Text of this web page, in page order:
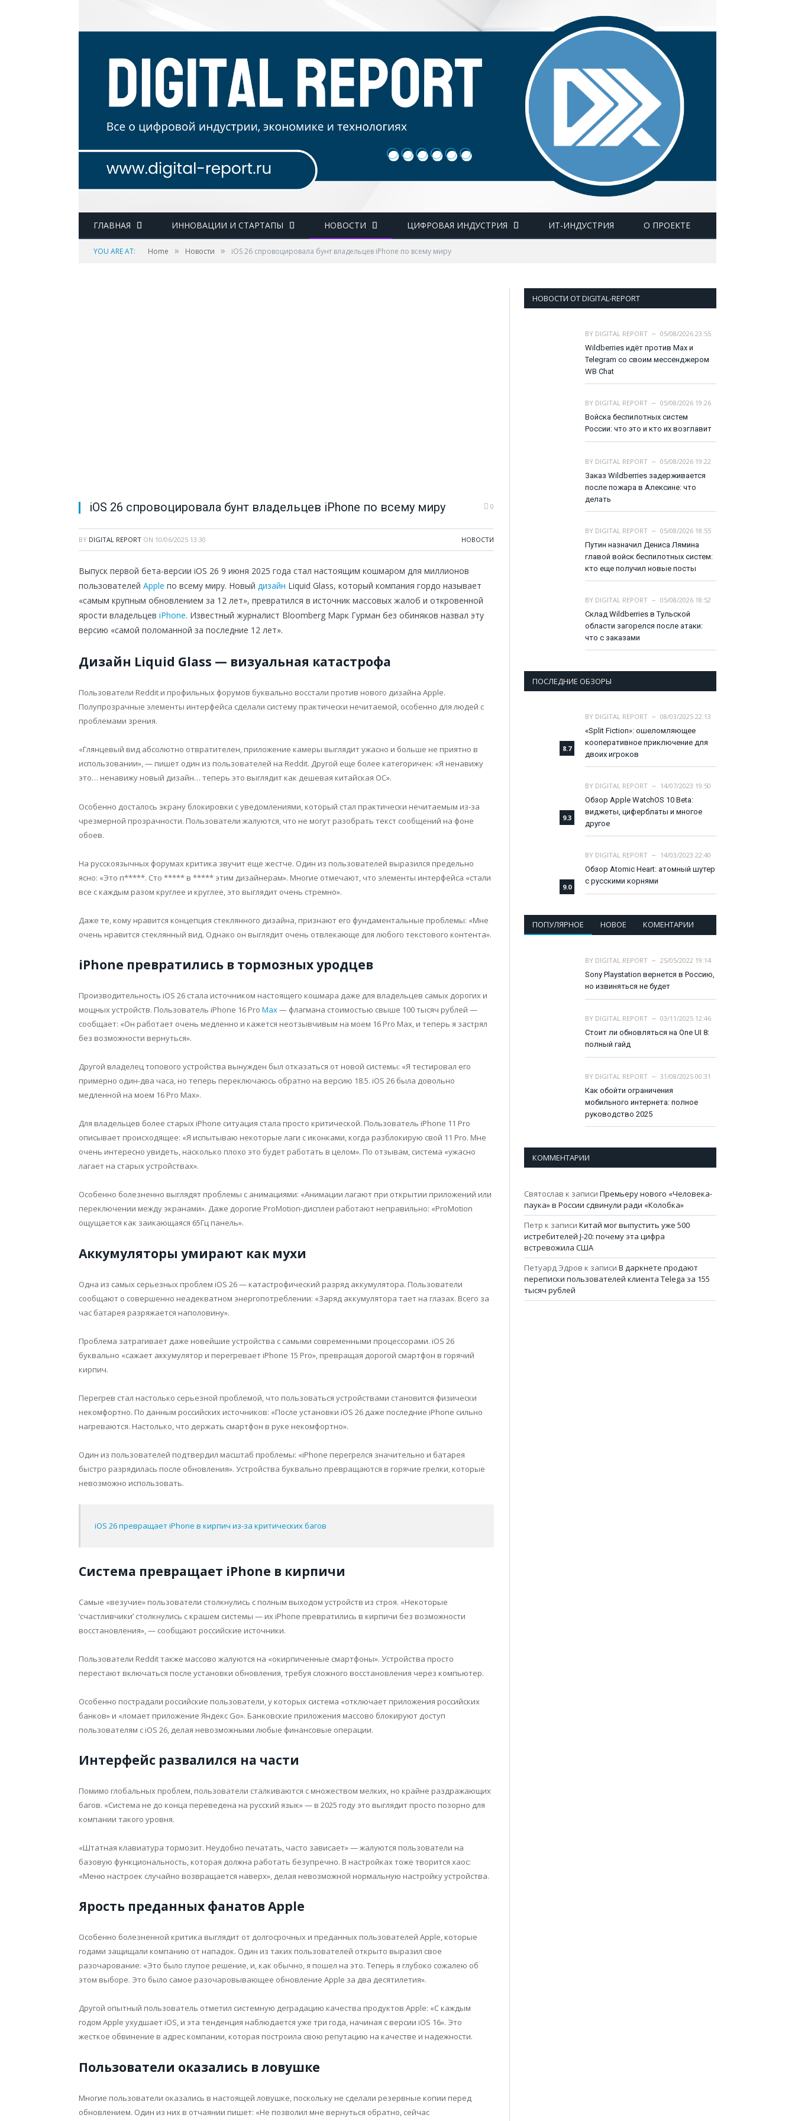
ГЛАВНАЯ ИННОВАЦИИ И СТАРТАПЫ НОВОСТИ ЦИФРОВАЯ ИНДУСТРИЯ ИТ-ИНДУСТРИЯ О ПРОЕКТЕ
YOU ARE AT: Home » Новости » iOS 26 спровоцировала бунт владельцев iPhone по всему миру
iOS 26 спровоцировала бунт владельцев iPhone по всему миру 0
BY DIGITAL REPORT ON 10/06/2025 13:30 НОВОСТИ
Выпуск первой бета-версии iOS 26 9 июня 2025 года стал настоящим кошмаром для миллионов
пользователей Apple по всему миру. Новый дизайн Liquid Glass, который компания гордо называет
«самым крупным обновлением за 12 лет», превратился в источник массовых жалоб и откровенной
ярости владельцев iPhone. Известный журналист Bloomberg Марк Гурман без обиняков назвал эту
версию «самой поломанной за последние 12 лет».
Дизайн Liquid Glass — визуальная катастрофа
Пользователи Reddit и профильных форумов буквально восстали против нового дизайна Apple.
Полупрозрачные элементы интерфейса сделали систему практически нечитаемой, особенно для людей с
проблемами зрения.
«Глянцевый вид абсолютно отвратителен, приложение камеры выглядит ужасно и больше не приятно в
использовании», — пишет один из пользователей на Reddit. Другой еще более категоричен: «Я ненавижу
это… ненавижу новый дизайн… теперь это выглядит как дешевая китайская ОС».
Особенно досталось экрану блокировки с уведомлениями, который стал практически нечитаемым из-за
чрезмерной прозрачности. Пользователи жалуются, что не могут разобрать текст сообщений на фоне
обоев.
На русскоязычных форумах критика звучит еще жестче. Один из пользователей выразился предельно
ясно: «Это п*****. Сто ***** в ***** этим дизайнерам». Многие отмечают, что элементы интерфейса «стали
все с каждым разом круглее и круглее, это выглядит очень стремно».
Даже те, кому нравится концепция стеклянного дизайна, признают его фундаментальные проблемы: «Мне
очень нравится стеклянный вид. Однако он выглядит очень отвлекающе для любого текстового контента».
iPhone превратились в тормозных уродцев
Производительность iOS 26 стала источником настоящего кошмара даже для владельцев самых дорогих и
мощных устройств. Пользователь iPhone 16 Pro Max— флагмана стоимостью свыше 100 тысяч рублей —
сообщает: «Он работает очень медленно и кажется неотзывчивым на моем 16 Pro Max, и теперь я застрял
без возможности вернуться».
Другой владелец топового устройства вынужден был отказаться от новой системы: «Я тестировал его
примерно один-два часа, но теперь переключаюсь обратно на версию 18.5. iOS 26 была довольно
медленной на моем 16 Pro Max».
Для владельцев более старых iPhone ситуация стала просто критической. Пользователь iPhone 11 Pro
описывает происходящее: «Я испытываю некоторые лаги с иконками, когда разблокирую свой 11 Pro. Мне
очень интересно увидеть, насколько плохо это будет работать в целом». По отзывам, система «ужасно
лагает на старых устройствах».
Особенно болезненно выглядят проблемы с анимациями: «Анимации лагают при открытии приложений или
переключении между экранами». Даже дорогие ProMotion-дисплеи работают неправильно: «ProMotion
ощущается как заикающаяся 65Гц панель».
Аккумуляторы умирают как мухи
Одна из самых серьезных проблем iOS 26 — катастрофический разряд аккумулятора. Пользователи
сообщают о совершенно неадекватном энергопотреблении: «Заряд аккумулятора тает на глазах. Всего за
час батарея разряжается наполовину».
Проблема затрагивает даже новейшие устройства с самыми современными процессорами. iOS 26
буквально «сажает аккумулятор и перегревает iPhone 15 Pro», превращая дорогой смартфон в горячий
кирпич.
Перегрев стал настолько серьезной проблемой, что пользоваться устройствами становится физически
некомфортно. По данным российских источников: «После установки iOS 26 даже последние iPhone сильно
нагреваются. Настолько, что держать смартфон в руке некомфортно».
Один из пользователей подтвердил масштаб проблемы: «iPhone перегрелся значительно и батарея
быстро разрядилась после обновления». Устройства буквально превращаются в горячие грелки, которые
невозможно использовать.
iOS 26 превращает iPhone в кирпич из-за критических багов
Система превращает iPhone в кирпичи
Самые «везучие» пользователи столкнулись с полным выходом устройств из строя. «Некоторые
‘счастливчики’ столкнулись с крашем системы — их iPhone превратились в кирпичи без возможности
восстановления», — сообщают российские источники.
Пользователи Reddit также массово жалуются на «окирпиченные смартфоны». Устройства просто
перестают включаться после установки обновления, требуя сложного восстановления через компьютер.
Особенно пострадали российские пользователи, у которых система «отключает приложения российских
банков» и «ломает приложение Яндекс Go». Банковские приложения массово блокируют доступ
пользователям с iOS 26, делая невозможными любые финансовые операции.
Интерфейс развалился на части
Помимо глобальных проблем, пользователи сталкиваются с множеством мелких, но крайне раздражающих
багов. «Система не до конца переведена на русский язык» — в 2025 году это выглядит просто позорно для
компании такого уровня.
«Штатная клавиатура тормозит. Неудобно печатать, часто зависает» — жалуются пользователи на
базовую функциональность, которая должна работать безупречно. В настройках тоже творится хаос:
«Меню настроек случайно возвращается наверх», делая невозможной нормальную настройку устройства.
Ярость преданных фанатов Apple
Особенно болезненной критика выглядит от долгосрочных и преданных пользователей Apple, которые
годами защищали компанию от нападок. Один из таких пользователей открыто выразил свое
разочарование: «Это было глупое решение, и, как обычно, я пошел на это. Теперь я глубоко сожалею об
этом выборе. Это было самое разочаровывающее обновление Apple за два десятилетия».
Другой опытный пользователь отметил системную деградацию качества продуктов Apple: «С каждым
годом Apple ухудшает iOS, и эта тенденция наблюдается уже три года, начиная с версии iOS 16». Это
жесткое обвинение в адрес компании, которая построила свою репутацию на качестве и надежности.
Пользователи оказались в ловушке
Многие пользователи оказались в настоящей ловушке, поскольку не сделали резервные копии перед
обновлением. Один из них в отчаянии пишет: «Не позволил мне вернуться обратно, сейчас
НОВОСТИ ОТ DIGITAL-REPORT
BY DIGITAL REPORT
05/08/2026 23:55
Wildberries идёт против Max и
Telegram со своим мессенджером
WB Chat
BY DIGITAL REPORT
05/08/2026 19:26
Войска беспилотных систем
России: что это и кто их возглавит
BY DIGITAL REPORT
05/08/2026 19:22
Заказ Wildberries задерживается
после пожара в Алексине: что
делать
BY DIGITAL REPORT
05/08/2026 18:55
Путин назначил Дениса Лямина
главой войск беспилотных систем:
кто еще получил новые посты
BY DIGITAL REPORT
05/08/2026 18:52
Склад Wildberries в Тульской
области загорелся после атаки:
что с заказами
ПОСЛЕДНИЕ ОБЗОРЫ
8.7
BY DIGITAL REPORT
08/03/2025 22:13
«Split Fiction»: ошеломляющее
кооперативное приключение для
двоих игроков
9.3
BY DIGITAL REPORT
14/07/2023 19:50
Обзор Apple WatchOS 10 Beta:
виджеты, циферблаты и многое
другое
9.0
BY DIGITAL REPORT
14/03/2023 22:40
Обзор Atomic Heart: атомный шутер
с русскими корнями
ПОПУЛЯРНОЕ НОВОЕ КОМЕНТАРИИ
BY DIGITAL REPORT
25/05/2022 19:14
Sony Playstation вернется в Россию,
но извиняться не будет
BY DIGITAL REPORT
03/11/2025 12:46
Стоит ли обновляться на One UI 8:
полный гайд
BY DIGITAL REPORT
31/08/2025 00:31
Как обойти ограничения
мобильного интернета: полное
руководство 2025
КОММЕНТАРИИ
Святослав к записи Премьеру нового «Человека-
паука» в России сдвинули ради «Колобка»
Петр к записи Китай мог выпустить уже 500
истребителей J-20: почему эта цифра
встревожила США
Петуард Эдров к записи В даркнете продают
переписки пользователей клиента Telega за 155
тысяч рублей